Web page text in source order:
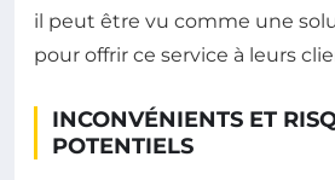
il peut être vu comme une
pour offrir ce service à leurs
INCONVÉNIENTS ET
POTENTIELS